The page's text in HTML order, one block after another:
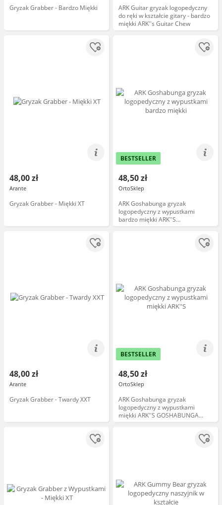
Gryzak Grabber - Bardzo Miękki
ARK Guitar gryzak logopedyczny
do ręki w kształcie gitary - bardzo
miękki ARK''s Guitar Chew
48,00 zł
Arante
Gryzak Grabber - Miękki XT
BESTSELLER
48,50 zł
OrtoSklep
ARK Goshabunga gryzak
logopedyczny z wypustkami
bardzo miękki ARK''S
GOSHABUNGA LARGE
48,00 zł
Arante
Gryzak Grabber - Twardy XXT
BESTSELLER
48,50 zł
OrtoSklep
ARK Goshabunga gryzak
logopedyczny z wypustkami
miękki ARK''S GOSHABUNGA
LARGE GRABBERreg; (TEXTURED)